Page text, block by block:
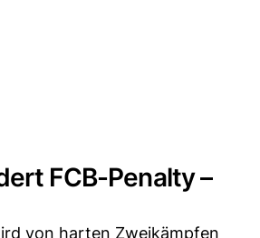
FCB-Penalty –
von harten Zweikämpfen